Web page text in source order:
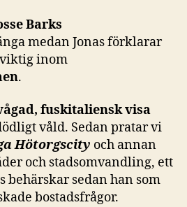
Barks
medan Jonas förklarar
inom
.
fuskitaliensk visa
våld. Sedan pratar vi
Hötorgscity och annan
och stadsomvandling, ett
behärskar sedan han som
bostadsfrågor.